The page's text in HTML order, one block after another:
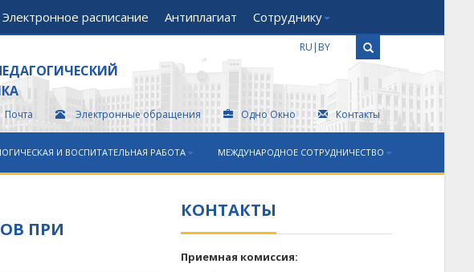
Электронное расписание Антиплагиат Сотруднику
RU | BY
Почта Электронные обращения Одно Окно Контакты
МЕЖДУНАРОДНОЕ СОТРУДНИЧЕСТВО
И ВОСПИТАТЕЛЬНАЯ РАБОТА
ПРИ
КОНТАКТЫ
Приемная комиссия: